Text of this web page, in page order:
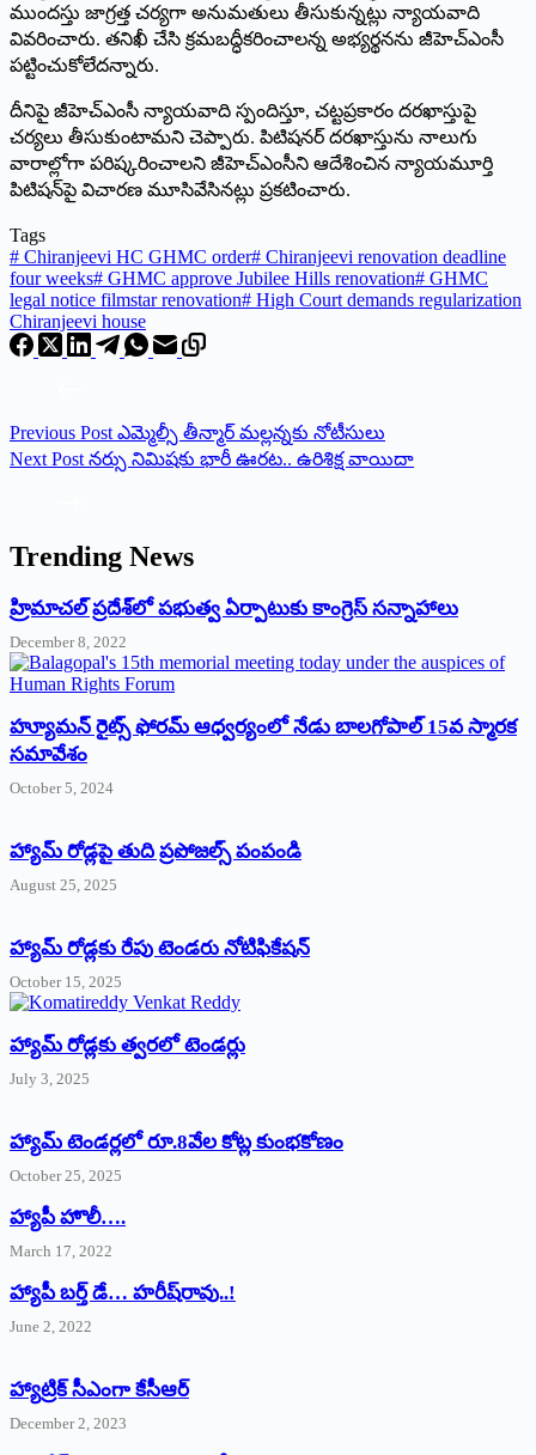
ముందస్తు జాగ్రత్త చర్యగా అనుమతులు తీసుకున్నట్లు న్యాయవాది
వివరించారు. తనిఖీ చేసి క్రమబద్ధీకరించాలన్న అభ్యర్థనను జీహెచ్ఎంసీ
పట్టించుకోలేదన్నారు.
దీనిపై జీహెచ్ఎంసీ న్యాయవాది స్పందిస్తూ, చట్టప్రకారం దరఖాస్తుపై
చర్యలు తీసుకుంటామని చెప్పారు. పిటిషనర్‌ దరఖాస్తును నాలుగు
వారాల్లోగా పరిష్కరించాలని జీహెచ్ఎంసీని ఆదేశించిన న్యాయమూర్తి
పిటిషన్‌పై విచారణ మూసివేసినట్లు ప్రకటించారు.
Tags
# Chiranjeevi HC GHMC order# Chiranjeevi renovation deadline
four weeks# GHMC approve Jubilee Hills renovation# GHMC
legal notice filmstar renovation# High Court demands regularization
Chiranjeevi house
Previous Post ఎమ్మెల్సీ తీన్మార్‌ మల్లన్నకు నోటీసులు
Next Post నర్సు నిమిషకు భారీ ఊరట.. ఉరిశిక్ష వాయిదా
Trending News
‌హ్రిమాచల్‌ ‌ప్రదేశ్‌లో పభుత్వ ఏర్పాటుకు కాంగ్రెస్‌ ‌సన్నాహాలు
December 8, 2022
హ్యూమన్‌ రైట్స్‌ ఫోరమ్‌ ఆధ్వర్యంలో నేడు బాలగోపాల్‌ 15వ స్మారక
సమావేశం
October 5, 2024
హ్యామ్‌ రోడ్లపై తుది ప్రపోజల్స్‌ పంపండి
August 25, 2025
హ్యామ్‌ రోడ్లకు రేపు టెండరు నోటిఫికేషన్‌
October 15, 2025
హ్యామ్‌ రోడ్లకు త్వరలో టెండర్లు
July 3, 2025
హ్యామ్‌ ‌టెండర్లలో రూ.8వేల కోట్ల కుంభకోణం
October 25, 2025
హ్యాపీ హొలీ….
March 17, 2022
హ్యాపీ బర్త్ ‌డే… హరీష్‌రావు..!
June 2, 2022
హ్యాట్రిక్‌ ‌సీఎంగా కేసీఆర్‌
December 2, 2023